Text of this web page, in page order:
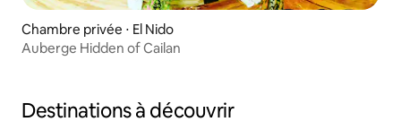
Chambre privée ⋅ El Nido
Auberge Hidden of Cailan
Destinations à découvrir